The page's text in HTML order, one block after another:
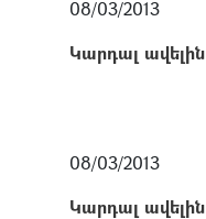
08/03/2013
Կարդալ ավելին
08/03/2013
Կարդալ ավելին